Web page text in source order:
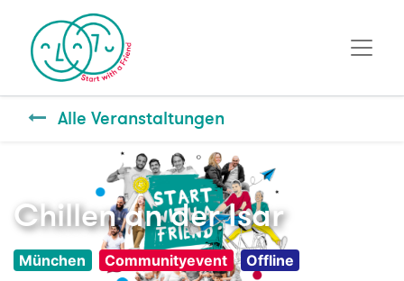
Alle Veranstaltungen
Chillen an der Isar
München Communityevent Offline